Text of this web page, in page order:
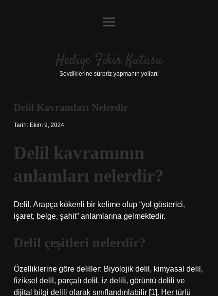
Anasayfa
Yasal Uyarı
menüyü
Hediye Fikir Kutusu
Sevdiklerine sürpriz yapmanın yolları!
Delil Kavramları Nelerdir
Tarih: Ekim 9, 2024
Delil kavramının
anlamları nelerdir?
Delil, Arapça kökenli bir kelime olup “yol gösterici,
işaret, belge, şahit” anlamlarına gelmektedir.
Delil çeşitleri nelerdir?
Özelliklerine göre deliller: Biyolojik delil, kimyasal delil,
fiziksel delil, parçalı delil, iz delili, görüntü delili ve
dijital bilgi delili olarak sınıflandırılabilir [1]. Her türlü